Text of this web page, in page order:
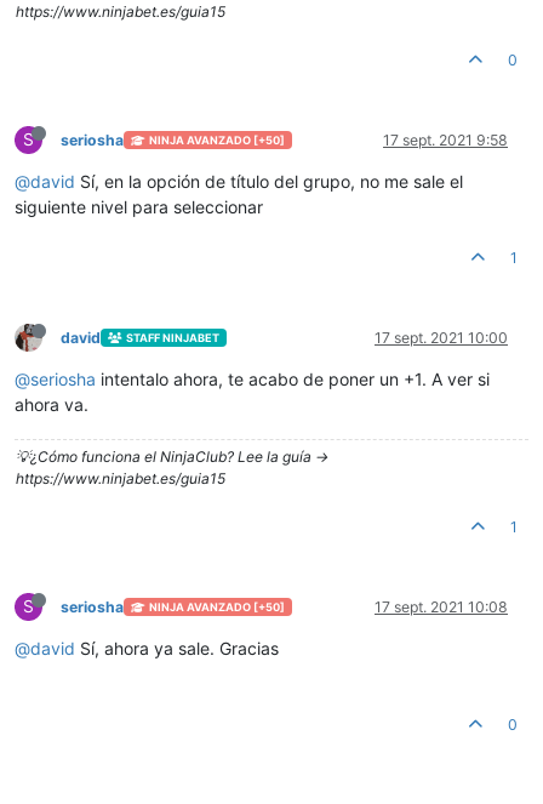
https://www.ninjabet.es/guia15
0
S seriosha NINJA AVANZADO [+50] 17 sept. 2021 9:58
@david Sí, en la opción de título del grupo, no me sale el
siguiente nivel para seleccionar
1
david STAFF NINJABET 17 sept. 2021 10:00
@seriosha intentalo ahora, te acabo de poner un +1. A ver si
ahora va.
💡¿Cómo funciona el NinjaClub? Lee la guía ->
https://www.ninjabet.es/guia15
1
S seriosha NINJA AVANZADO [+50] 17 sept. 2021 10:08
@david Sí, ahora ya sale. Gracias
0